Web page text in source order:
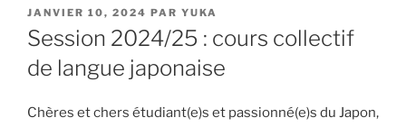
PUBLIÉ
LE
JANVIER 10, 2024 PAR YUKA
Session 2024/25 : cours collectif
de langue japonaise
Chères et chers étudiant(e)s et passionné(e)s du Japon,